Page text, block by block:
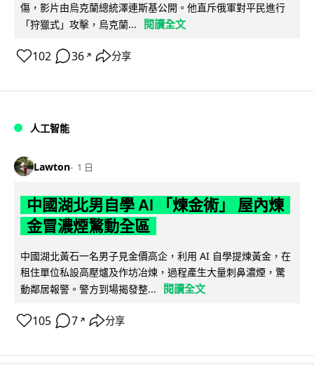
傷，影片由烏克蘭總統澤連斯基公開。他直斥俄軍對平民進行
「狩獵式」攻擊，烏克蘭...
閱讀全文
102 36 ↗ 分享
人工智能
Lawton 1 日
中國湖北男自學 AI 「煉金術」 屋內煉
金冒濃煙驚動全區
中國湖北黃石一名男子見金價高企，利用 AI 自學提煉黃金，在
租住單位私設高壓爐及作坊冶煉，過程產生大量刺鼻濃煙，驚
動鄰居報警。警方到場揭發整...
閱讀全文
105 7 ↗ 分享